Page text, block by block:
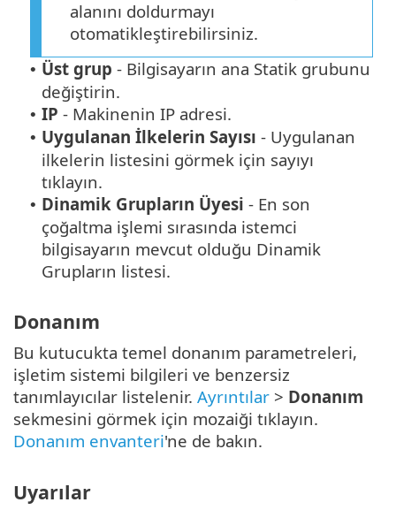
alanını doldurmayı
otomatikleştirebilirsiniz.
• Üst grup - Bilgisayarın ana Statik grubunu
değiştirin.
• IP - Makinenin IP adresi.
• Uygulanan İlkelerin Sayısı - Uygulanan
ilkelerin listesini görmek için sayıyı
tıklayın.
• Dinamik Grupların Üyesi - En son
çoğaltma işlemi sırasında istemci
bilgisayarın mevcut olduğu Dinamik
Grupların listesi.
Donanım
Bu kutucukta temel donanım parametreleri,
işletim sistemi bilgileri ve benzersiz
tanımlayıcılar listelenir. Ayrıntılar > Donanım
sekmesini görmek için mozaiği tıklayın.
Donanım envanteri'ne de bakın.
Uyarılar